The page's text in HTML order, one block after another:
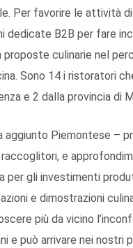
Per favorire le attività
dedicate B2B per fare
culinarie nel
Sono 14 i ristoratori
e 2 dalla provincia di
aggiunto Piemontese
e
per gli investimenti
e dimostrazioni
più da vicino
e può arrivare nei